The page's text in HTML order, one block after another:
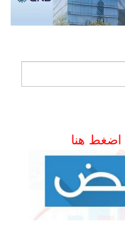
اضغط هنا